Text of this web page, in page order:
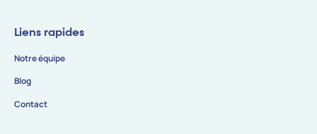
Liens rapides
Notre équipe
Blog
Contact